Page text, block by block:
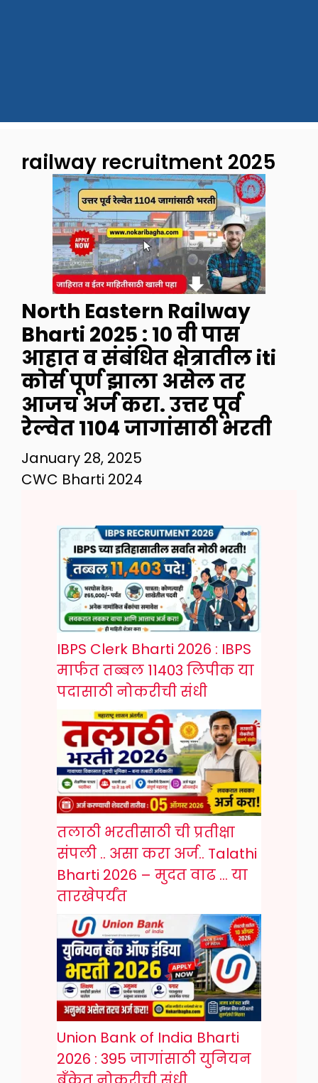
railway recruitment 2025
North Eastern Railway
Bharti 2025 : 10 वी पास
आहात व संबंधित क्षेत्रातील iti
कोर्स पूर्ण झाला असेल तर
आजच अर्ज करा. उत्तर पूर्व
रेल्वेत 1104 जागांसाठी भरती
January 28, 2025
CWC Bharti 2024
IBPS Clerk Bharti 2026 : IBPS
मार्फत तब्बल 11403 लिपीक या
पदासाठी नोकरीची संधी
तलाठी भरतीसाठी ची प्रतीक्षा
संपली .. असा करा अर्ज.. Talathi
Bharti 2026 – मुदत वाढ … या
तारखेपर्यंत
Union Bank of India Bharti
2026 : 395 जागांसाठी युनियन